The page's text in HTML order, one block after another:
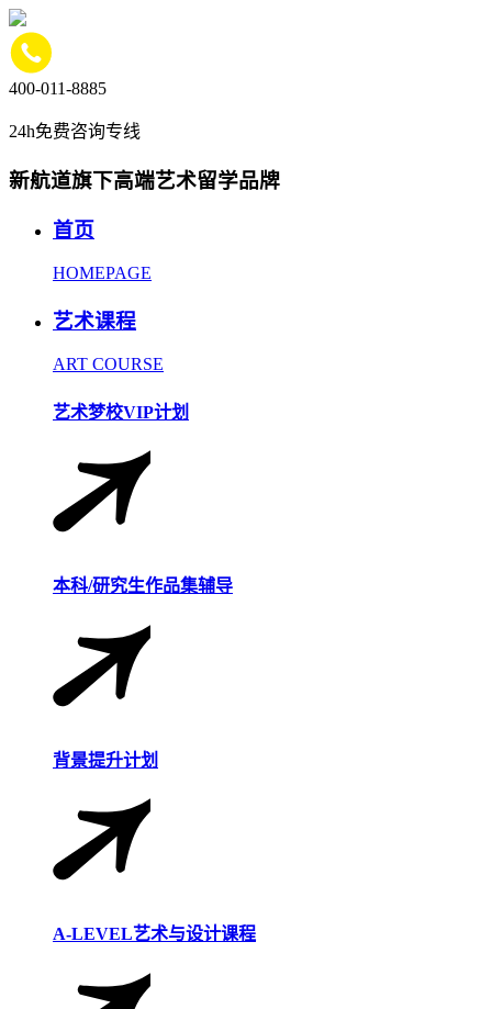
400-011-8885
24h免费咨询专线
新航道旗下高端艺术留学品牌
首页
HOMEPAGE
艺术课程
ART COURSE
艺术梦校VIP计划
本科/研究生作品集辅导
背景提升计划
A-LEVEL艺术与设计课程